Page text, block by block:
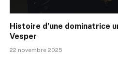
Histoire d’une dominatrice
Vesper
22 novembre 2025